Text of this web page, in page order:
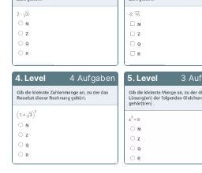
4. Level 4 Aufgaben 5. Level 3